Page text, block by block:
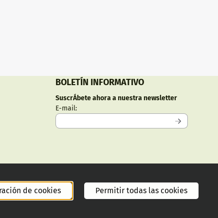
BOLETÍN INFORMATIVO
SuscrÁ­bete ahora a nuestra newsletter
E-mail:Introduzca su dirección de correo
de cookies Permitir todas las cookies